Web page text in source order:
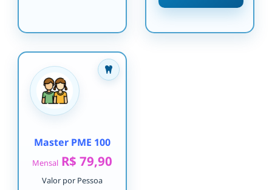
Master PME 100
Mensal R$ 79,90
Valor por Pessoa